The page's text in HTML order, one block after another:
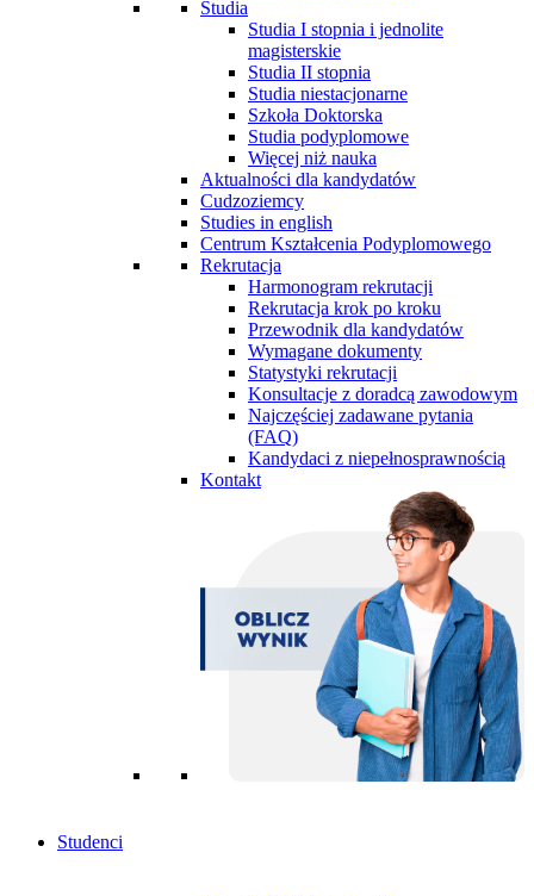
Studia
Studia I stopnia i jednolite
magisterskie
Studia II stopnia
Studia niestacjonarne
Szkoła Doktorska
Studia podyplomowe
Więcej niż nauka
Aktualności dla kandydatów
Cudzoziemcy
Studies in english
Centrum Kształcenia Podyplomowego
Rekrutacja
Harmonogram rekrutacji
Rekrutacja krok po kroku
Przewodnik dla kandydatów
Wymagane dokumenty
Statystyki rekrutacji
Konsultacje z doradcą zawodowym
Najczęściej zadawane pytania
(FAQ)
Kandydaci z niepełnosprawnością
Kontakt
Studenci